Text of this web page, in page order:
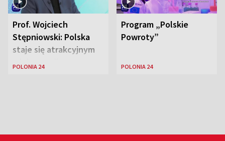
Prof. Wojciech
Stępniowski: Polska
staje się atrakcyjnym
miejscem dla
POLONIA 24
Program „Polskie
Powroty”
POLONIA 24